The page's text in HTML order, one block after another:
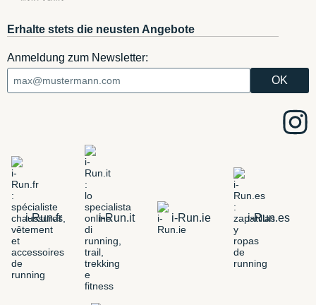
Erhalte stets die neusten Angebote
Anmeldung zum Newsletter:
i-Run.fr i-Run.it i-Run.ie i-Run.es